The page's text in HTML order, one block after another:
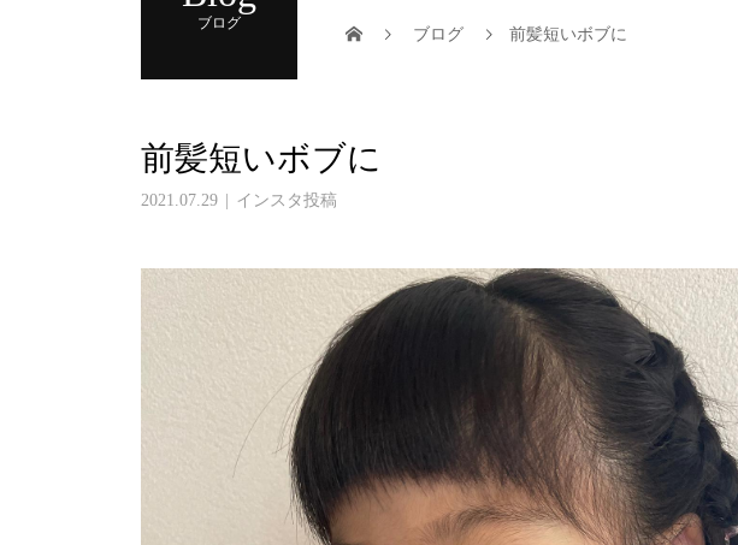
ブログ
ブログ 前髪短いボブに
前髪短いボブに
2021.07.29 インスタ投稿